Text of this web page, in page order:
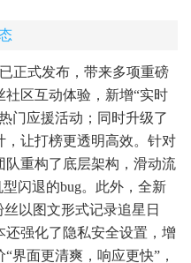
正式发布，带来多项重磅
区互动体验，新增“实时
门应援活动；同时升级了
让打榜更透明高效。针对
队重构了底层架构，滑动流
闪退的bug。此外，全新
丝以图文形式记录追星日
强化了隐私安全设置，增
界面更清爽，响应更快”，